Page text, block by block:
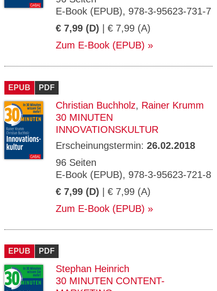
E-Book (EPUB), 978-3-95623-731-7
€ 7,99 (D) | € 7,99 (A)
Zum E-Book (EPUB)
EPUB PDF
Christian Buchholz, Rainer Krumm
30 MINUTEN
INNOVATIONSKULTUR
Erscheinungstermin: 26.02.2018
96 Seiten
E-Book (EPUB), 978-3-95623-721-8
€ 7,99 (D) | € 7,99 (A)
Zum E-Book (EPUB)
EPUB PDF
Stephan Heinrich
30 MINUTEN CONTENT-